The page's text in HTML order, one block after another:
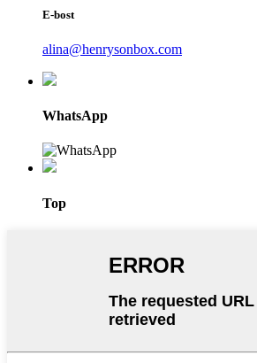
E-bost
alina@henrysonbox.com
WhatsApp
Top